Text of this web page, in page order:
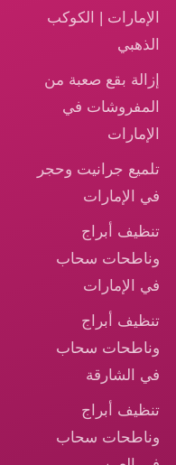
الإمارات | الكوكب
الذهبي
إزالة بقع صعبة من
المفروشات في
الإمارات
تلميع جرانيت وحجر
في الإمارات
تنظيف أبراج
وناطحات سحاب
في الإمارات
تنظيف أبراج
وناطحات سحاب
في الشارقة
تنظيف أبراج
وناطحات سحاب